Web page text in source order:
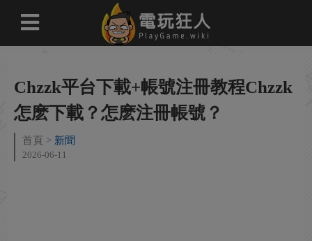
Chzzk平台下載+帳號注冊教程Chzzk
怎麽下載？怎麽注冊帳號？
首頁 新聞
2026-06-11